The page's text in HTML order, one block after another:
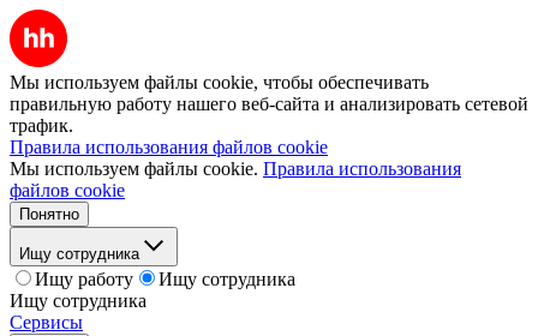
Мы используем файлы cookie, чтобы обеспечивать
правильную работу нашего веб-сайта и анализировать сетевой
трафик.
Правила использования файлов cookie
Мы используем файлы cookie. Правила использования
файлов cookie
Понятно
Ищу сотрудника
Ищу работу
Ищу сотрудника
Ищу сотрудника
Сервисы